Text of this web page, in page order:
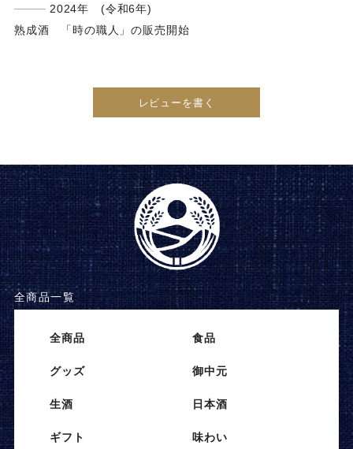
2024年 (令和6年)
熟成酒 「時の職人」の販売開始
レビューを書く
全商品一覧
全商品 ⾷品
グッズ 御中元
⽣酒 ⽇本酒
ギフト 味わい